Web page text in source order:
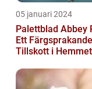
05 januari 2024
Palettblad Abbey
Ett Färgsprakande
Tillskott i Hemmet